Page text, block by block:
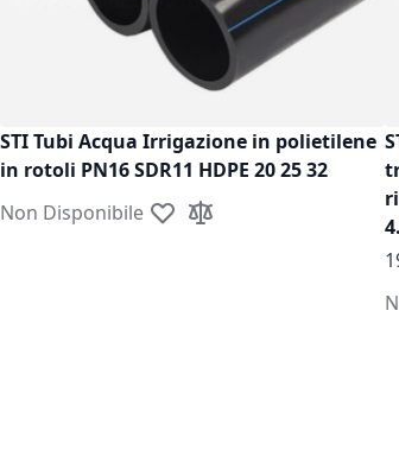
STI Tubi Acqua Irrigazione in polietilene
in rotoli PN16 SDR11 HDPE 20 25 32
Non Disponibile Aggiungi alla lista desideri
Aggiungi al confronto